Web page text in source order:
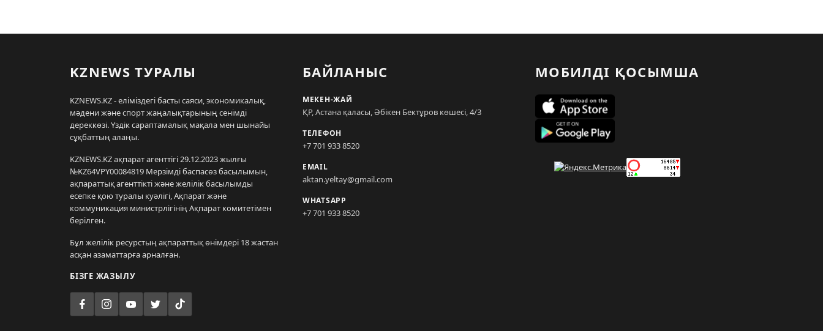
KZNEWS ТУРАЛЫ
KZNEWS.KZ - еліміздегі басты саяси, экономикалық,
мәдени және спорт жаңалықтарының сенімді
дереккөзі. Үздік сараптамалық мақала мен шынайы
сұқбаттың алаңы.
KZNEWS.KZ ақпарат агенттігі 29.12.2023 жылғы
№KZ64VPY00084819 Мерзімді баспасөз басылымын,
ақпараттық агенттікті және желілік басылымды
есепке қою туралы куәлігі, Ақпарат және
коммуникация министрлігінің Ақпарат комитетімен
берілген.
Бұл желілік ресурстың ақпараттық өнімдері 18 жастан
асқан азаматтарға арналған.
БІЗГЕ ЖАЗЫЛУ
БАЙЛАНЫС
МЕКЕН-ЖАЙ
ҚР, Астана қаласы, Әбікен Бектұров көшесі, 4/3
ТЕЛЕФОН
+7 701 933 8520
EMAIL
aktan.yeltay@gmail.com
WHATSAPP
+7 701 933 8520
МОБИЛДІ ҚОСЫМША